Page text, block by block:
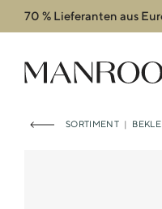
70 % Lieferanten aus
Header
Manroof GmbH
SORTIMENT |